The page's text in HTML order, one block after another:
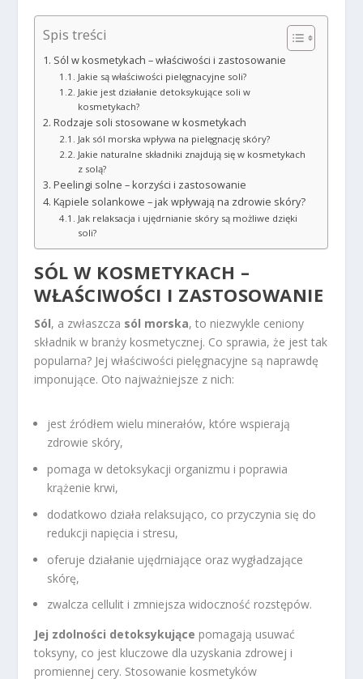
Spis treści
Sól w kosmetykach – właściwości i zastosowanie
Jakie są właściwości pielęgnacyjne soli?
Jakie jest działanie detoksykujące soli w
kosmetykach?
Rodzaje soli stosowane w kosmetykach
Jak sól morska wpływa na pielęgnację skóry?
Jakie naturalne składniki znajdują się w kosmetykach
z solą?
Peelingi solne – korzyści i zastosowanie
Kąpiele solankowe – jak wpływają na zdrowie skóry?
Jak relaksacja i ujędrnianie skóry są możliwe dzięki
soli?
SÓL W KOSMETYKACH –
WŁAŚCIWOŚCI I ZASTOSOWANIE
Sól, a zwłaszcza sól morska, to niezwykle ceniony
składnik w branży kosmetycznej. Co sprawia, że jest tak
popularna? Jej właściwości pielęgnacyjne są naprawdę
imponujące. Oto najważniejsze z nich:
jest źródłem wielu minerałów, które wspierają
zdrowie skóry,
pomaga w detoksykacji organizmu i poprawia
krążenie krwi,
dodatkowo działa relaksująco, co przyczynia się do
redukcji napięcia i stresu,
oferuje działanie ujędrniające oraz wygładzające
skórę,
zwalcza cellulit i zmniejsza widoczność rozstępów.
Jej zdolności detoksykujące pomagają usuwać
toksyny, co jest kluczowe dla uzyskania zdrowej i
promiennej cery. Stosowanie kosmetyków